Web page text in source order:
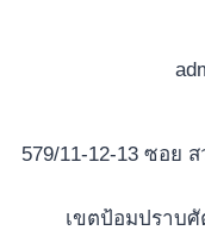
579/11-12-13 ซอย
เขตป้อมปราบศั